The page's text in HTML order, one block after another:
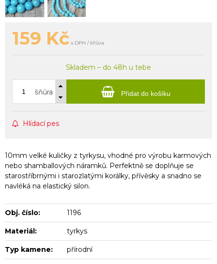
159 Kč s DPH / šňůra
Skladem – do 48h u tebe
šňůra Přidat do košíku
Hlídací pes
10mm velké kuličky z tyrkysu, vhodné pro výrobu karmových
nebo shamballových náramků. Perfektně se doplňuje se
starostříbrnými i starozlatými korálky, přívěsky a snadno se
navléká na elastický silon.
Obj. číslo: 1196
Materiál: tyrkys
Typ kamene: přírodní